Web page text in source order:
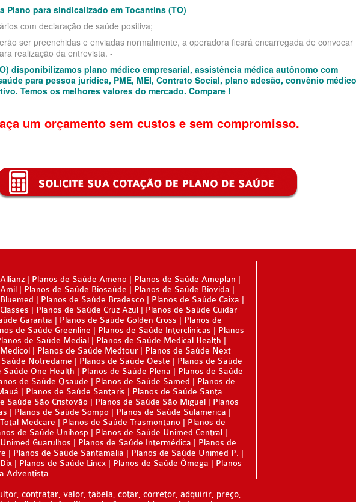
Plano para sindicalizado em Tocantins (TO)
com declaração de saúde positiva;
ser preenchidas e enviadas normalmente, a operadora ficará encarregada de convocar
realização da entrevista. -
disponibilizamos plano médico empresarial, assistência médica autônomo com
para pessoa jurídica, PME, MEI, Contrato Social, plano adesão, convênio médico
Temos os melhores valores do mercado. Compare !
um orçamento sem custos e sem compromisso.
Planos de Saúde Ameno
Planos de Saúde Ameplan
Planos de Saúde Biosaúde
Planos de Saúde Biovida
Planos de Saúde Bradesco
Planos de Saúde Caixa
Planos de Saúde Cruz Azul
Planos de Saúde Cuidar
Garantia Planos de Saúde Golden Cross
Planos de
de Saúde Greenline Planos de Saúde Interclinicas
Planos
de Saúde Medial
Planos de Saúde Medical Health
Planos de Saúde Medtour
Planos de Saúde Next
Notredame Planos de Saúde Oeste
Planos de Saúde
Saúde One Health Planos de Saúde Plena
Planos de Saúde
de Saúde Qsaude Planos de Saúde Samed
Planos de
Planos de Saúde Santaris
Planos de Saúde Santa
Saúde São Cristovão Planos de Saúde São Miguel
Planos
Planos de Saúde Sompo
Planos de Saúde Sulamerica
Medcare
Planos de Saúde Trasmontano
Planos de
de Saúde Unihosp
Planos de Saúde Unimed Central
Guarulhos
Planos de Saúde Intermédica
Planos de
Planos de Saúde Santamalia
Planos de Saúde Unimed P.
Planos de Saúde Lincx Planos de Saúde Ômega
Planos
Adventista
contratar, valor, tabela, cotar, corretor, adquirir, preço,